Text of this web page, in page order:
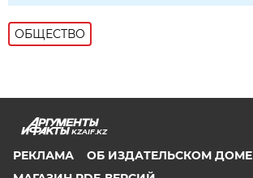
ОБЩЕСТВО
KZAIF.KZ
РЕКЛАМА
ОБ ИЗДАТЕЛЬСКОМ ДОМЕ